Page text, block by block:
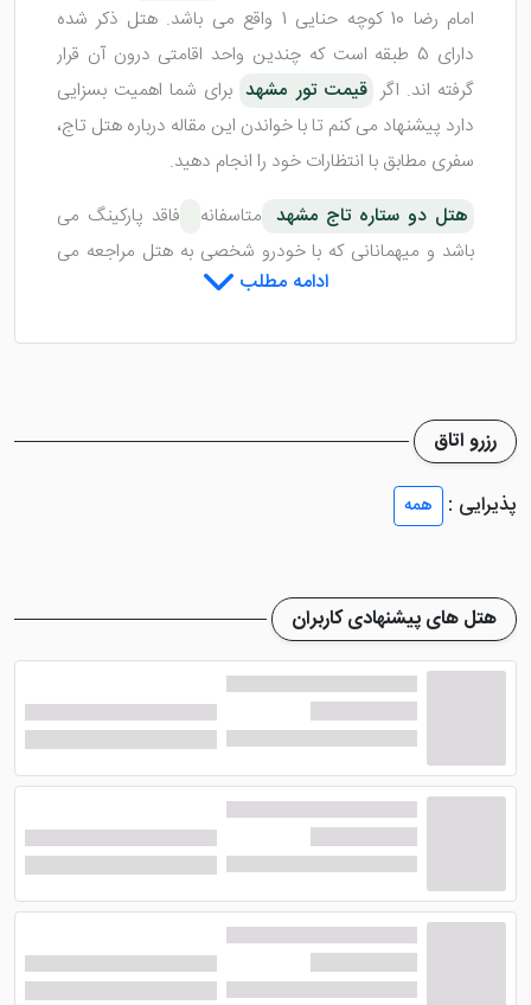
امام رضا 10 کوچه حنایی 1 واقع می باشد. هتل ذکر شده
دارای 5 طبقه است که چندین واحد اقامتی درون آن قرار
گرفته اند. اگر قیمت تور مشهد برای شما اهمیت بسزایی
دارد پیشنهاد می کنم تا با خواندن این مقاله درباره هتل تاج،
سفری مطابق با انتظارات خود را انجام دهید.
هتل دو ستاره تاج مشهد متاسفانه
فاقد پارکینگ می
باشد و میهمانانی که با خودرو شخصی به هتل مراجعه می
کنند باید از پارکینگ های عمومی استفاده نمایند. لابی هتل
هتل تاج مشهد و اتاق هایی متنوع
تخته دسته بندی می شود که در نوع خود بهترین
هستند.اتاق های دوتخته هتل یک تخت دو نفره و یا دو
تخت یک نفره جدا از هم هستند. این اتاق ها بهترین
گزینه برای زوج های جوان است تا خاطره ای ماندگار برای
خود رقم بزنند.
هتل 2 ستاره تاج مشهد
در اتاق های سه تخته خود، یک
تخت دو نفره و یک تخت یک نفره گنجانده است. اتاق های
چهار تخته این هتل 2 ستاره نیز یک تخت دو نفره و دو
تخت یک نفره می باشد. این اتاق ها برای خانواده های پر
جمعیت بهترین گزینه خواهد بود.
ادامه مطلب
رزرو اتاق
پذیرایی :
همه
هتل های پیشنهادی کاربران